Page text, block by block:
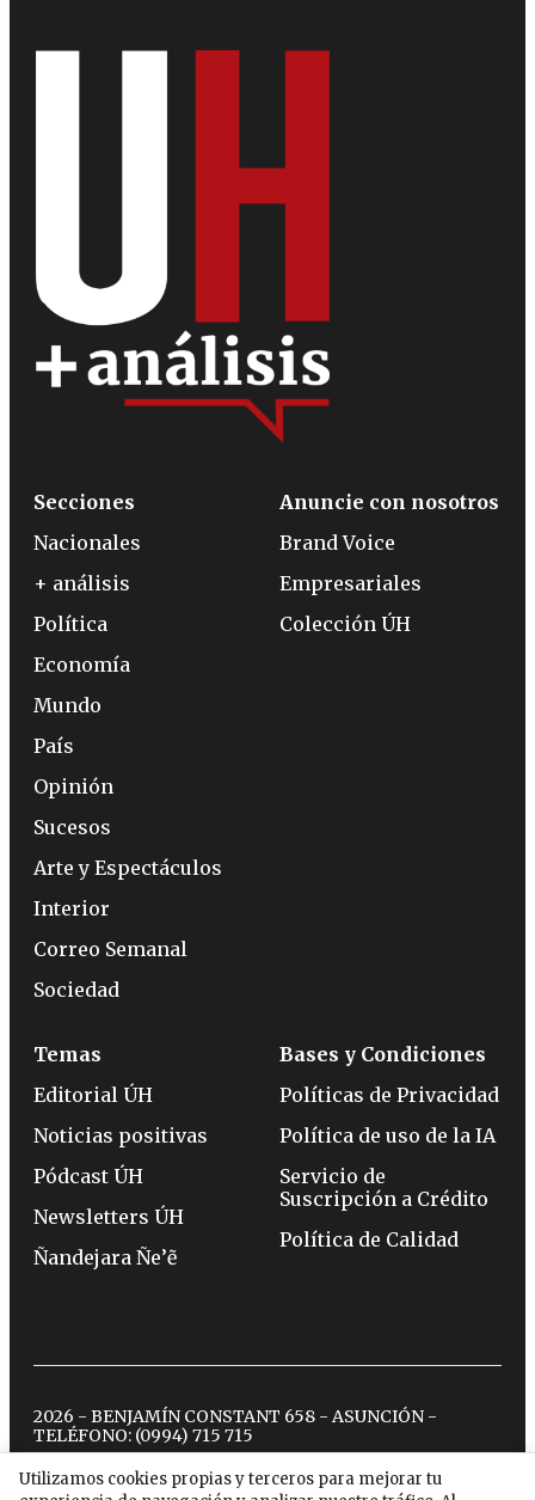
Utilizamos cookies propias y terceros para mejorar tu
Secciones
Nacionales
+ análisis
Política
Economía
Mundo
País
Opinión
Sucesos
Arte y Espectáculos
Interior
Correo Semanal
Sociedad
Anuncie con nosotros
Brand Voice
Empresariales
Colección ÚH
Temas
Editorial ÚH
Noticias positivas
Pódcast ÚH
Newsletters ÚH
Ñandejara Ñe’ẽ
Bases y Condiciones
Políticas de Privacidad
Política de uso de la IA
Servicio de
Suscripción a Crédito
Política de Calidad
2026 - BENJAMÍN CONSTANT 658 - ASUNCIÓN -
TELÉFONO: (0994) 715 715